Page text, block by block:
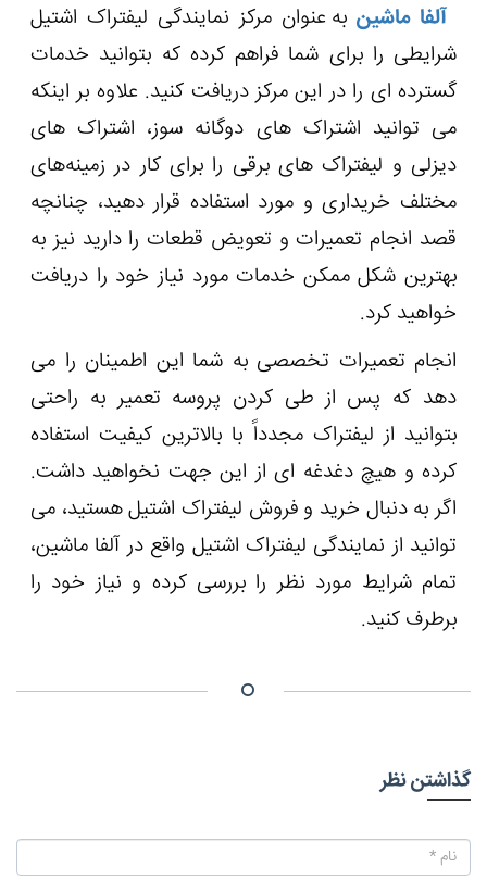
آلفا ماشین به عنوان مرکز نمایندگی لیفتراک اشتیل
شرایطی را برای شما فراهم کرده که بتوانید خدمات
گسترده ای را در این مرکز دریافت کنید. علاوه بر اینکه
می توانید اشتراک های دوگانه سوز، اشتراک های
دیزلی و لیفتراک های برقی را برای کار در زمینه‌های
مختلف خریداری و مورد استفاده قرار دهید، چنانچه
قصد انجام تعمیرات و تعویض قطعات را دارید نیز به
بهترین شکل ممکن خدمات مورد نیاز خود را دریافت
خواهید کرد.
انجام تعمیرات تخصصی به شما این اطمینان را می
دهد که پس از طی کردن پروسه تعمیر به راحتی
بتوانید از لیفتراک مجدداً با بالاترین کیفیت استفاده
کرده و هیچ دغدغه ای از این جهت نخواهید داشت.
اگر به دنبال خرید و فروش لیفتراک اشتیل هستید، می
توانید از نمایندگی لیفتراک اشتیل واقع در آلفا ماشین،
تمام شرایط مورد نظر را بررسی کرده و نیاز خود را
برطرف کنید.
گذاشتن نظر